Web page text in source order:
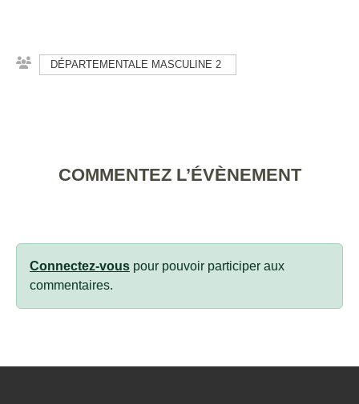
DÉPARTEMENTALE MASCULINE 2
COMMENTEZ L’ÉVÈNEMENT
Connectez-vous pour pouvoir participer aux
commentaires.